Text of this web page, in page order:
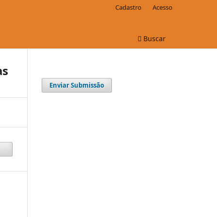
Buscar
Cadastro Acesso
Enviar Submissão